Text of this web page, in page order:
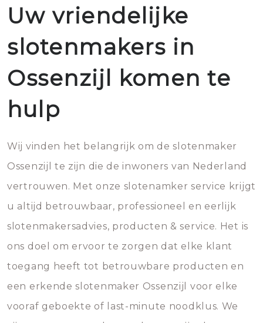
Uw vriendelijke
slotenmakers in
Ossenzijl komen te
hulp
Wij vinden het belangrijk om de slotenmaker
Ossenzijl te zijn die de inwoners van Nederland
vertrouwen. Met onze slotenamker service krijgt
u altijd betrouwbaar, professioneel en eerlijk
slotenmakersadvies, producten & service. Het is
ons doel om ervoor te zorgen dat elke klant
toegang heeft tot betrouwbare producten en
een erkende slotenmaker Ossenzijl voor elke
vooraf geboekte of last-minute noodklus. We